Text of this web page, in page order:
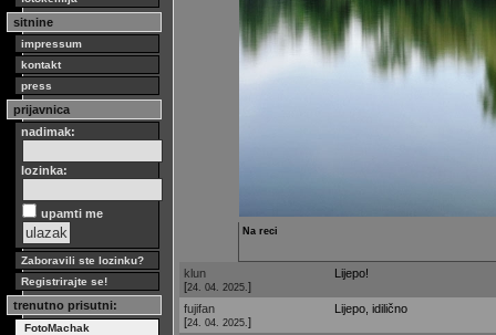
sitnine
impressum
kontakt
press
prijavnica
nadimak:
lozinka:
upamti me
Zaboravili ste lozinku?
Registrirajte se!
trenutno prisutni:
FotoMachak
Na reci
klun
[24. 04. 2025. ]
Lijepo!
fujifan
[24. 04. 2025. ]
Lijepo, idilično